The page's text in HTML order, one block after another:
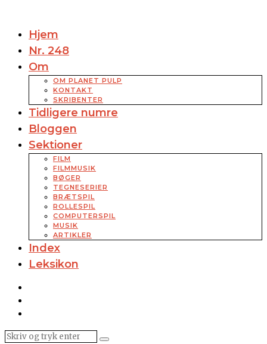
Hjem
Nr. 248
Om
OM PLANET PULP
KONTAKT
SKRIBENTER
Tidligere numre
Bloggen
Sektioner
FILM
FILMMUSIK
BØGER
TEGNESERIER
BRÆTSPIL
ROLLESPIL
COMPUTERSPIL
MUSIK
ARTIKLER
Index
Leksikon